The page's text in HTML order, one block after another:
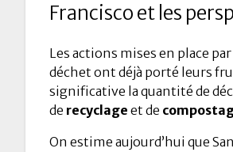
Francisco et les
Les actions mises en place
déchet ont déjà porté leurs
significative la quantité de
de recyclage et de
On estime aujourd’hui que